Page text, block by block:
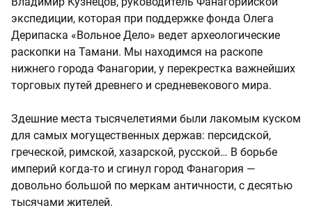
экспедиции, которая при поддержке фонда Олега
Дерипаска «Вольное Дело» ведет археологические
раскопки на Тамани. Мы находимся на раскопе
нижнего города Фанагории, у перекрестка важнейших
торговых путей древнего и средневекового мира.
Здешние места тысячелетиями были лакомым куском
для самых могущественных держав: персидской,
греческой, римской, хазарской, русской… В борьбе
империй когда-то и сгинул город Фанагория —
довольно большой по меркам античности, с десятью
тысячами жителей.